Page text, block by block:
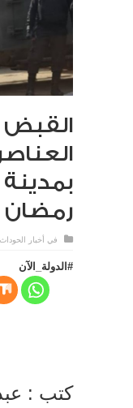
القبض
رمضان
في أخبار الحوداث
#الدولة_الآن
كتب :